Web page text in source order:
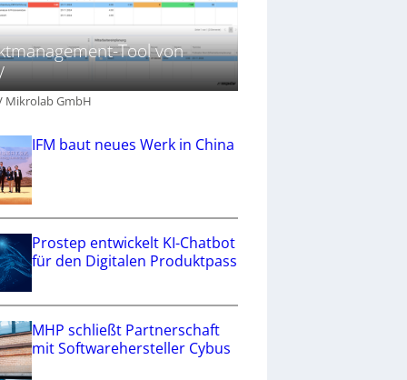
Tool von
Mikrolab GmbH
IFM baut neues Werk in China
Prostep entwickelt KI-Chatbot
für den Digitalen Produktpass
MHP schließt Partnerschaft
mit Softwarehersteller Cybus